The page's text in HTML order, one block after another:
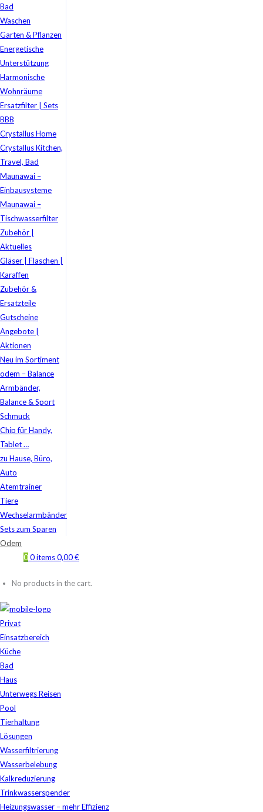
Bad
Waschen
Garten & Pflanzen
Energetische
Unterstützung
Harmonische
Wohnräume
Ersatzfilter | Sets
BBB
Crystallus Home
Crystallus Kitchen,
Travel, Bad
Maunawai –
Einbausysteme
Maunawai –
Tischwasserfilter
Zubehör |
Aktuelles
Gläser | Flaschen |
Karaffen
Zubehör &
Ersatzteile
Gutscheine
Angebote |
Aktionen
Neu im Sortiment
odem – Balance
Armbänder,
Balance & Sport
Schmuck
Chip für Handy,
Tablet …
zu Hause, Büro,
Auto
Atemtrainer
Tiere
Wechselarmbänder
Sets zum Sparen
Odem
00 items0,00€
No products in the cart.
Privat
Einsatzbereich
Küche
Bad
Haus
Unterwegs Reisen
Pool
Tierhaltung
Lösungen
Wasserfiltrierung
Wasserbelebung
Kalkreduzierung
Trinkwasserspender
Heizungswasser – mehr Effizienz